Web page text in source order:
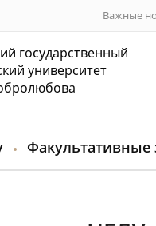
Важные
государственный
университет
Факультативные